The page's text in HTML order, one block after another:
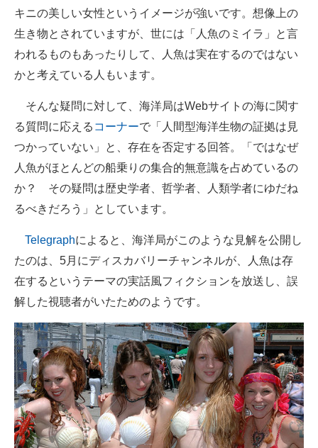
IT製品の技術・比較・事例
製造業のIT導入・活用を支援
モノづくり技術者専門サイト
エレクトロニクス専門サイト
電子設計の基本と応用
建設×テクノロジーの最前線
キニの美しい女性というイメージが強いです。想像上の
生き物とされていますが、世には「人魚のミイラ」と言
われるものもあったりして、人魚は実在するのではない
かと考えている人もいます。
そんな疑問に対して、海洋局はWebサイトの海に関す
る質問に応える コーナーで「人間型海洋生物の証拠は見
つかっていない」と、存在を否定する回答。「ではなぜ
人魚がほとんどの船乗りの集合的無意識を占めているの
か？ その疑問は歴史学者、哲学者、人類学者にゆだね
るべきだろう」としています。
Telegraphによると、海洋局がこのような見解を公開し
たのは、5月にディスカバリーチャンネルが、人魚は存
在するというテーマの実話風フィクションを放送し、誤
解した視聴者がいたためのようです。